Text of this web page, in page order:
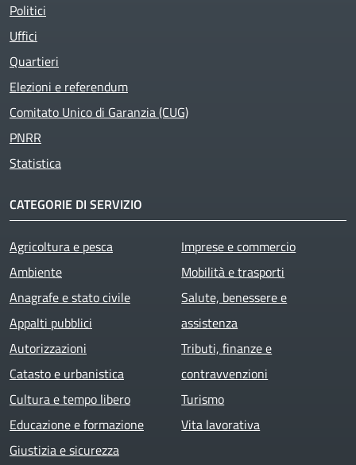
Politici
Uffici
Quartieri
Elezioni e referendum
Comitato Unico di Garanzia (CUG)
PNRR
Statistica
CATEGORIE DI SERVIZIO
Agricoltura e pesca
Ambiente
Anagrafe e stato civile
Appalti pubblici
Autorizzazioni
Catasto e urbanistica
Cultura e tempo libero
Educazione e formazione
Giustizia e sicurezza
Imprese e commercio
Mobilità e trasporti
Salute, benessere e
assistenza
Tributi, finanze e
contravvenzioni
Turismo
Vita lavorativa